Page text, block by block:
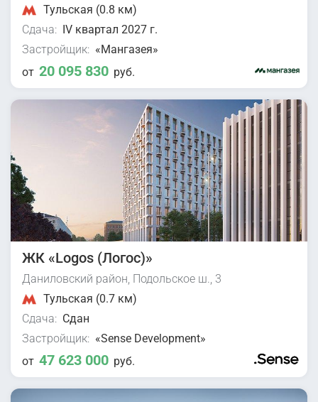
Тульская (0.8 км)
Сдача: IV квартал 2027 г.
Застройщик: «Мангазея»
от 20 095 830 руб.
ЖК «Logos (Логос)»
Даниловский район, Подольское ш., 3
Тульская (0.7 км)
Сдача: Сдан
Застройщик: «Sense Development»
от 47 623 000 руб.